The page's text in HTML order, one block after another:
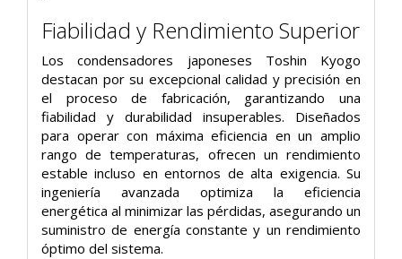
Fiabilidad y Rendimiento Superior
Los condensadores japoneses Toshin Kyogo
destacan por su excepcional calidad y precisión en
el proceso de fabricación, garantizando una
fiabilidad y durabilidad insuperables. Diseñados
para operar con máxima eficiencia en un amplio
rango de temperaturas, ofrecen un rendimiento
estable incluso en entornos de alta exigencia. Su
ingeniería avanzada optimiza la eficiencia
energética al minimizar las pérdidas, asegurando un
suministro de energía constante y un rendimiento
óptimo del sistema.